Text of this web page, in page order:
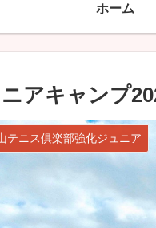
ホーム
アキャンプ
テニス俱楽部強化ジュニア